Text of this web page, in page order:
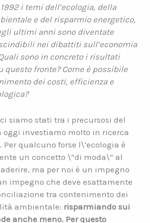
i temi dell’ecologia, della
e del risparmio energetico,
ultimi anni sono diventate
nei dibattiti sull’economia
sono in concreto i risultati
questo fronte? Come è possibile
dei costi, efficienza e
siamo stati tra i precursosi del
oggi investiamo molto in ricerca
Per qualcuno forse l\’ecologia è
un concetto \”di moda\” al
ma per noi è un impegno
impegno che deve esattamente
tra contenimento dei
ambientale: risparmiando sui
anche meno. Per questo